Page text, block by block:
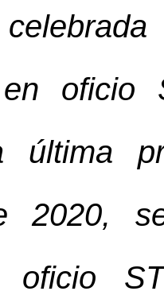
oficio
última
2020,
oficio